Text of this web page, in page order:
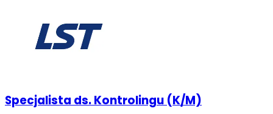
Specjalista ds. Kontrolingu (K/M)